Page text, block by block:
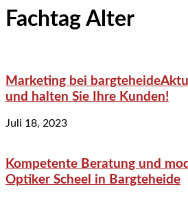
Fachtag Alter
Marketing bei
und halten Sie Ihre Kunden!
Juli 18, 2023
Kompetente Beratung und
Optiker Scheel in Bargteheide